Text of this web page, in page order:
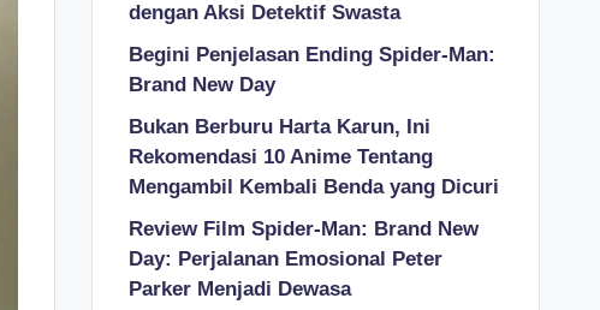
dengan Aksi Detektif Swasta
Begini Penjelasan Ending Spider-Man:
Brand New Day
Bukan Berburu Harta Karun, Ini
Rekomendasi 10 Anime Tentang
Mengambil Kembali Benda yang Dicuri
Review Film Spider-Man: Brand New
Day: Perjalanan Emosional Peter
Parker Menjadi Dewasa